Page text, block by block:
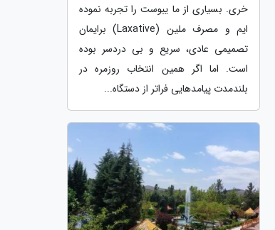
خری. بسیاری از ما یبوست را تجربه نموده
ایم و مصرف ملین (Laxative) برایمان
تصمیمی عادی، سریع و بی دردسر بوده
است. اما اگر همین انتخاب روزمره در
بلندمدت پیامدهایی فراتر از دستگاه...